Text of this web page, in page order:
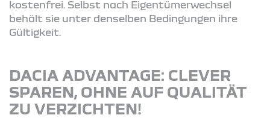
kostenfrei. Selbst nach Eigentümerwechsel
behält sie unter denselben Bedingungen ihre
Gültigkeit.
DACIA ADVANTAGE: CLEVER
SPAREN, OHNE AUF QUALITÄT
ZU VERZICHTEN!